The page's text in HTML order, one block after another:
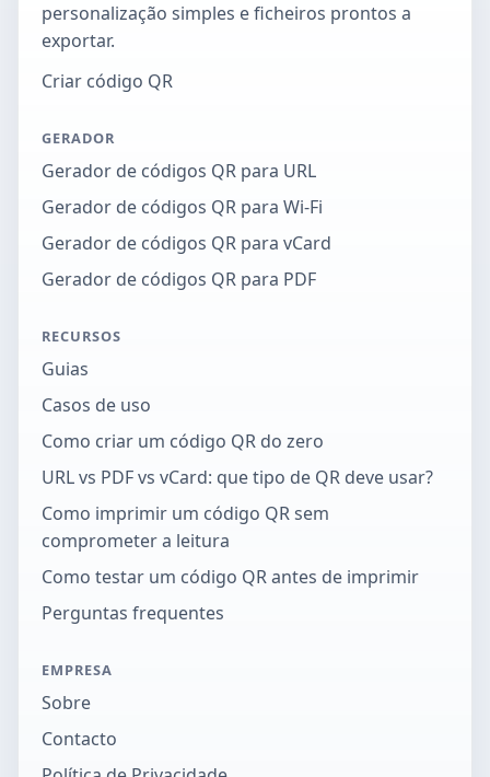
personalização simples e ficheiros prontos a
exportar.
Criar código QR
GERADOR
Gerador de códigos QR para URL
Gerador de códigos QR para Wi-Fi
Gerador de códigos QR para vCard
Gerador de códigos QR para PDF
RECURSOS
Guias
Casos de uso
Como criar um código QR do zero
URL vs PDF vs vCard: que tipo de QR deve usar?
Como imprimir um código QR sem
comprometer a leitura
Como testar um código QR antes de imprimir
Perguntas frequentes
EMPRESA
Sobre
Contacto